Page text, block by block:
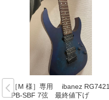
［M 様］専用 ibanez RG7421
PB-SBF 7弦 最終値下げ